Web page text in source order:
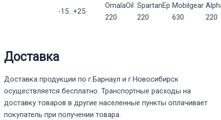
-15...+25
OmalaOil
220
SpartanEp
220
Mobilgear
630
220
Доставка
Доставка продукции по г.Барнаул и г.Новосибирск
осуществляется бесплатно. Транспортные расходы на
доставку товаров в другие населенные пункты оплачивает
покупатель при получении товара.